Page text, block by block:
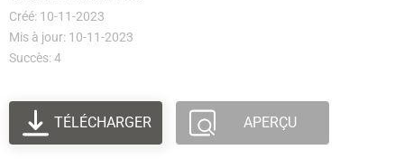
Créé: 10-11-2023
Mis à jour: 10-11-2023
Succès: 4
TÉLÉCHARGER APERÇU